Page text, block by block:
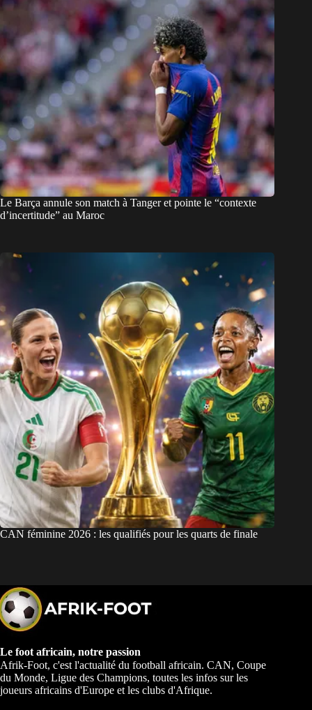
Le Barça annule son match à Tanger et pointe le “contexte
d’incertitude” au Maroc
CAN féminine 2026 : les qualifiés pour les quarts de finale
Le foot africain, notre passion
Afrik-Foot, c'est l'actualité du football africain. CAN, Coupe
du Monde, Ligue des Champions, toutes les infos sur les
joueurs africains d'Europe et les clubs d'Afrique.